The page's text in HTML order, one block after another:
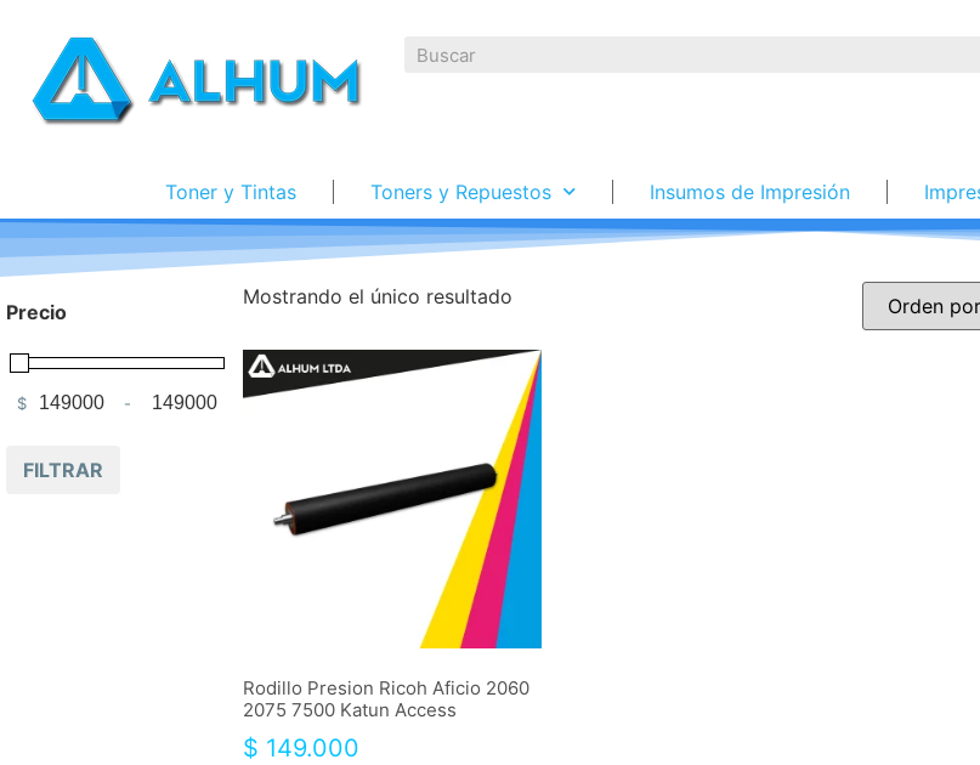
Toner y Tintas Toners y Repuestos Insumos de Impresión
Precio
$ Minimum Price
-Maximum Price
FILTRAR
Mostrando el único resultado
Rodillo Presion Ricoh Aficio 2060
2075 7500 Katun Access
$ 149.000